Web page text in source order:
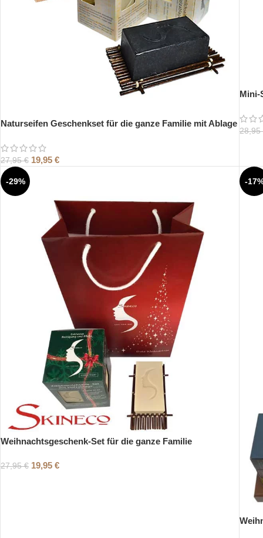
Naturseifen Geschenkset für die ganze Familie mit Ablage
27,95€ 19,95 €
Mini-
28,95
-29%
Weihnachtsgeschenk-Set für die ganze Familie
27,95€ 19,95 €
-